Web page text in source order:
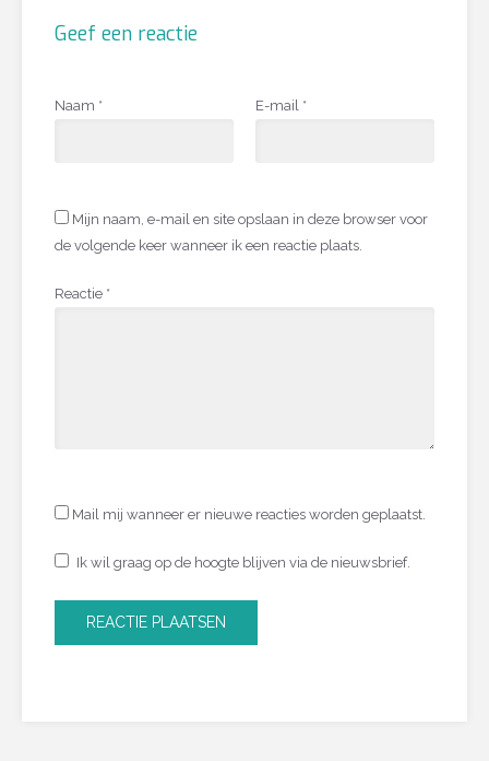
Geef een reactie
Naam * E-mail *
Mijn naam, e-mail en site opslaan in deze browser voor
de volgende keer wanneer ik een reactie plaats.
Reactie *
Mail mij wanneer er nieuwe reacties worden geplaatst.
Ik wil graag op de hoogte blijven via de nieuwsbrief.